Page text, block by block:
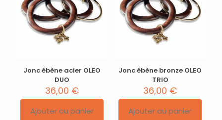
Jonc ébène acier OLEO
DUO
36,00 €
Ajouter au panier
Jonc ébène bronze OLEO
TRIO
36,00 €
Ajouter au panier